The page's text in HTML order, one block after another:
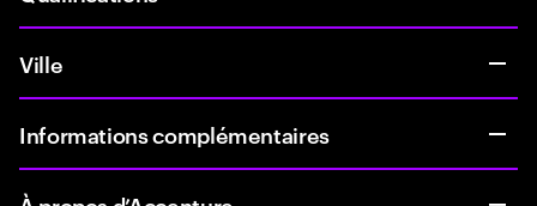
Ville
Informations complémentaires